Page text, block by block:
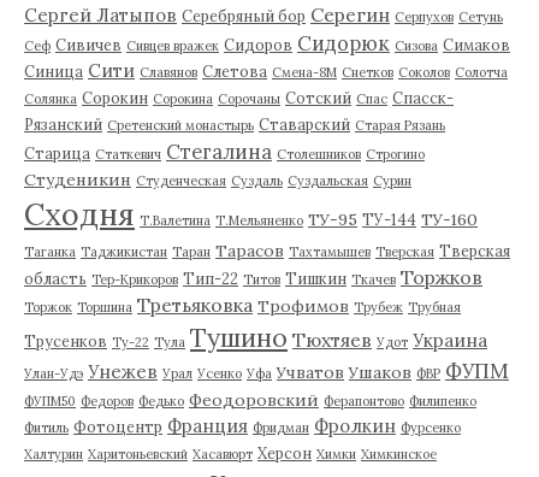
Сергей Латыпов Серебряный бор Серегин Серпухов Сетунь
Сеф Сивичев Сивцев вражек Сидоров Сидорюк Сизова Симаков
Синица Сити Славянов Слетова Смена-8М Снетков Соколов Солотча
Солянка Сорокин Сорокина Сорочаны Сотский Спас Спасск-
Рязанский Сретенский монастырь Ставарский Старая Рязань
Старица Статкевич Стегалина Столешников Строгино
Студеникин Студенческая Суздаль Суздальская Сурин
Сходня Т.Валетина Т.Мельяненко ТУ-95 ТУ-144 ТУ-160
Таганка Таджикистан Таран Тарасов Тахтамышев Тверская Тверская
область Тер-Крикоров Тип-22 Титов Тишкин Ткачев Торжков
Торжок Торшина Третьяковка Трофимов Трубеж Трубная
Трусенков Ту-22 Тула Тушино Тюхтяев Удот Украина
Улан-Удэ Унежев Урал Усенко Уфа Учватов Ушаков ФВР ФУПМ
ФУПМ50 Федоров Федько Феодоровский Ферапонтово Филипенко
Фитиль Фотоцентр Франция Фридман Фролкин Фурсенко
Халтурин Харитоньевский Хасавюрт Херсон Химки Химкинское